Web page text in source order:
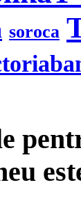
soroca